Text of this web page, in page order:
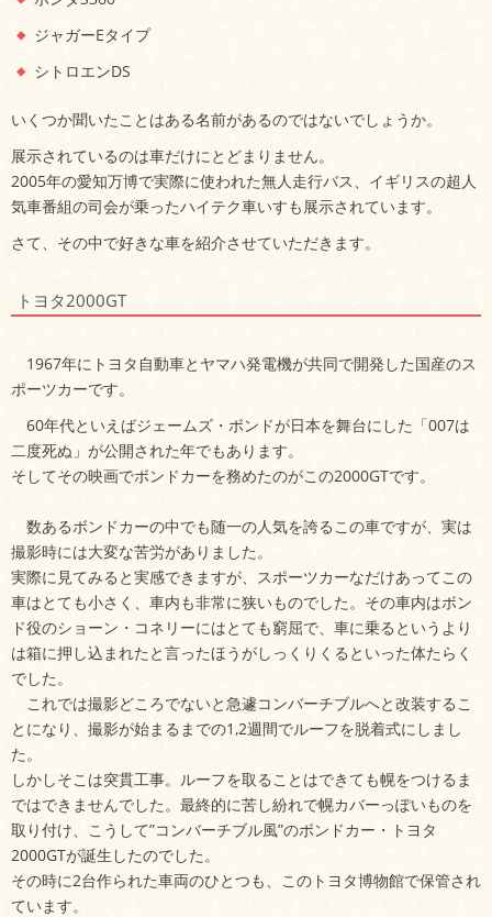
ジャガーEタイプ
シトロエンDS
いくつか聞いたことはある名前があるのではないでしょうか。
展示されているのは車だけにとどまりません。
2005年の愛知万博で実際に使われた無人走行バス、イギリスの超人
気車番組の司会が乗ったハイテク車いすも展示されています。
さて、その中で好きな車を紹介させていただきます。
トヨタ2000GT
1967年にトヨタ自動車とヤマハ発電機が共同で開発した国産のス
ポーツカーです。
60年代といえばジェームズ・ボンドが日本を舞台にした「007は
二度死ぬ」が公開された年でもあります。
そしてその映画でボンドカーを務めたのがこの2000GTです。
数あるボンドカーの中でも随一の人気を誇るこの車ですが、実は
撮影時には大変な苦労がありました。
実際に見てみると実感できますが、スポーツカーなだけあってこの
車はとても小さく、車内も非常に狭いものでした。その車内はボン
ド役のショーン・コネリーにはとても窮屈で、車に乗るというより
は箱に押し込まれたと言ったほうがしっくりくるといった体たらく
でした。
これでは撮影どころでないと急遽コンバーチブルへと改装するこ
とになり、撮影が始まるまでの1,2週間でルーフを脱着式にしまし
た。
しかしそこは突貫工事。ルーフを取ることはできても幌をつけるま
ではできませんでした。最終的に苦し紛れで幌カバーっぽいものを
取り付け、こうして”コンバーチブル風”のボンドカー・トヨタ
2000GTが誕生したのでした。
その時に2台作られた車両のひとつも、このトヨタ博物館で保管され
ています。